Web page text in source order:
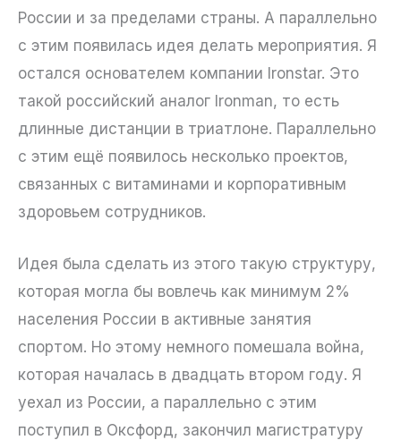
России и за пределами страны. А параллельно
с этим появилась идея делать мероприятия. Я
остался основателем компании Ironstar. Это
такой российский аналог Ironman, то есть
длинные дистанции в триатлоне. Параллельно
с этим ещё появилось несколько проектов,
связанных с витаминами и корпоративным
здоровьем сотрудников.
Идея была сделать из этого такую структуру,
которая могла бы вовлечь как минимум 2%
населения России в активные занятия
спортом. Но этому немного помешала война,
которая началась в двадцать втором году. Я
уехал из России, а параллельно с этим
поступил в Оксфорд, закончил магистратуру